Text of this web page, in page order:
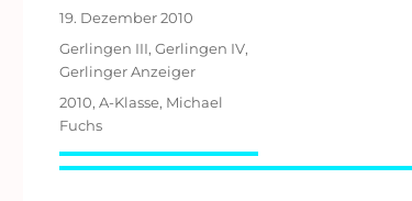
Veröffentlicht
19. Dezember 2010
Kategorien
Gerlingen III, Gerlingen IV,
Gerlinger Anzeiger
Schlagwörter
2010, A-Klasse, Michael
Fuchs